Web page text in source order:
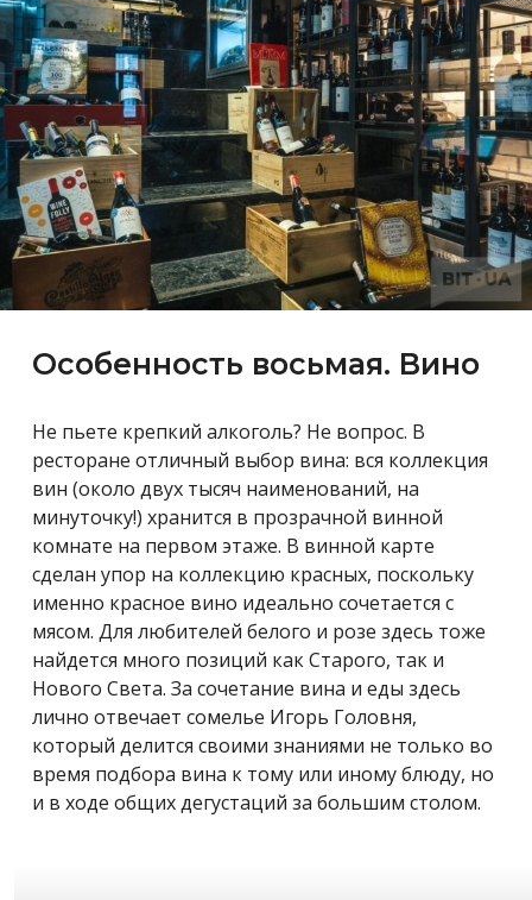
Особенность восьмая. Вино
Не пьете крепкий алкоголь? Не вопрос. В
ресторане отличный выбор вина: вся коллекция
вин (около двух тысяч наименований, на
минуточку!) хранится в прозрачной винной
комнате на первом этаже. В винной карте
сделан упор на коллекцию красных, поскольку
именно красное вино идеально сочетается с
мясом. Для любителей белого и розе здесь тоже
найдется много позиций как Старого, так и
Нового Света. За сочетание вина и еды здесь
лично отвечает сомелье Игорь Головня,
который делится своими знаниями не только во
время подбора вина к тому или иному блюду, но
и в ходе общих дегустаций за большим столом.